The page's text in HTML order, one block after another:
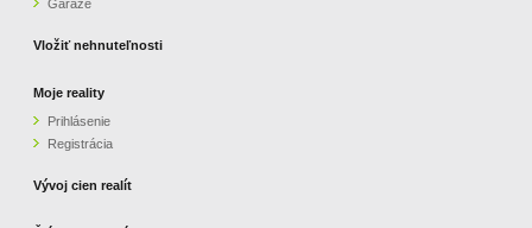
Garáže
Vložiť nehnuteľnosti
Moje reality
Prihlásenie
Registrácia
Vývoj cien realít